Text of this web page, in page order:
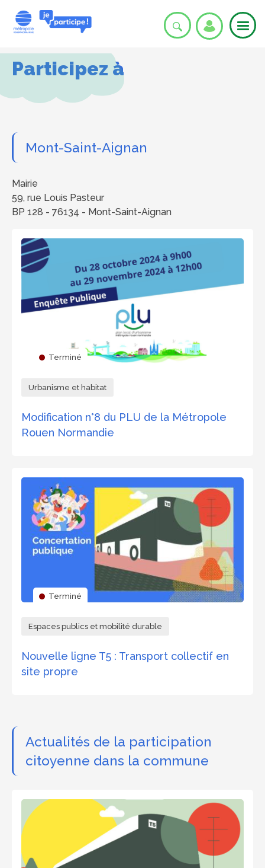
User
TE
R
Participez à
Mont-Saint-Aignan
Adresse
Mairie
59, rue Louis Pasteur
BP 128 - 76134 - Mont-Saint-Aignan
Terminé
Urbanisme et habitat
Modification n°8 du PLU de la Métropole
Rouen Normandie
Terminé
Espaces publics et mobilité durable
Nouvelle ligne T5 : Transport collectif en
site propre
Actualités de la participation
citoyenne dans la commune